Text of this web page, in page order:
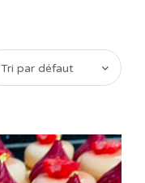
Tri par défaut